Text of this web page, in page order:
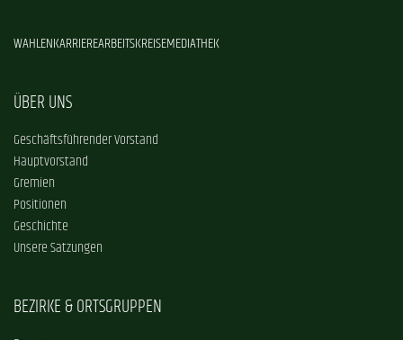
WAHLENKARRIEREARBEITSKREISEMEDIATHEK
ÜBER UNS
Geschäftsführender Vorstand
Hauptvorstand
Gremien
Positionen
Geschichte
Unsere Satzungen
BEZIRKE & ORTSGRUPPEN